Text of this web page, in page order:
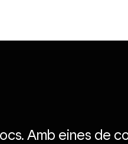
Amb eines de